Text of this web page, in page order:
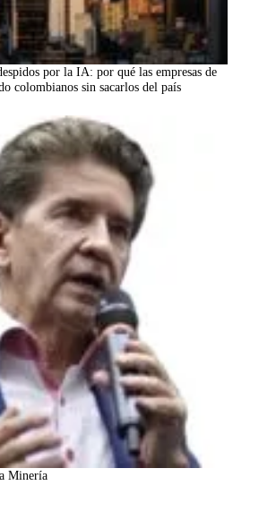
por la IA: por qué las empresas de
colombianos sin sacarlos del país
Minería